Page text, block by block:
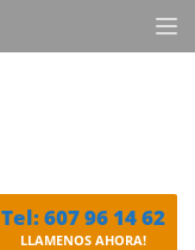
Tel: 607 96 14 62
LLAMENOS AHORA!